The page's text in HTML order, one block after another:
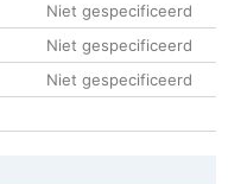
Niet gespecificeerd
Niet gespecificeerd
Niet gespecificeerd